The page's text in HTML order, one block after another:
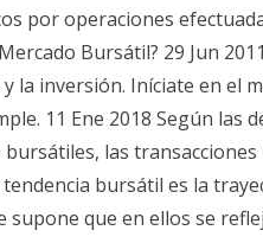
por operaciones
Bursátil? 29 Jun
la inversión. Iníciate en el
11 Ene 2018 Según las
las transacciones
bursátil es la
supone que en ellos se